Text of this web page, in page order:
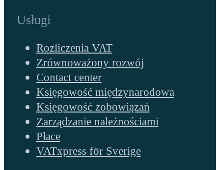
Usługi
Rozliczenia VAT
Zrównoważony rozwój
Contact center
Księgowość międzynarodowa
Księgowość zobowiązań
Zarządzanie należnościami
Płace
VATxpress för Sverige